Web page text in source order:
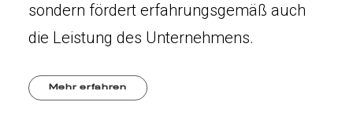
sondern fördert erfahrungsgemäß auch
die Leistung des Unternehmens.
Mehr erfahren